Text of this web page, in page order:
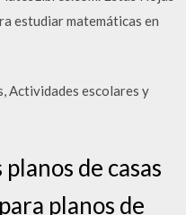
estudiar matemáticas en
Actividades escolares y
de casas
planos de